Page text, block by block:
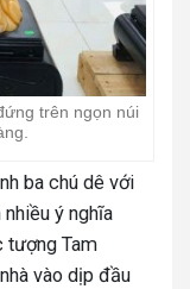
trên ngọn núi
ba chú dê với
ý nghĩa
tượng Tam
vào dịp đầu